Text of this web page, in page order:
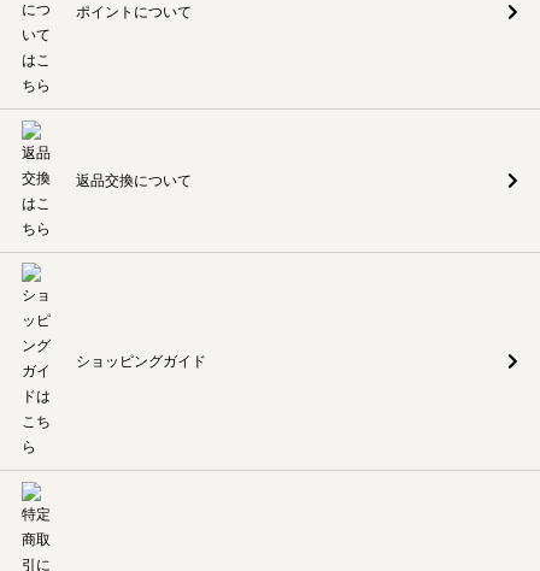
ポイントについて
返品交換について
ショッピングガイド